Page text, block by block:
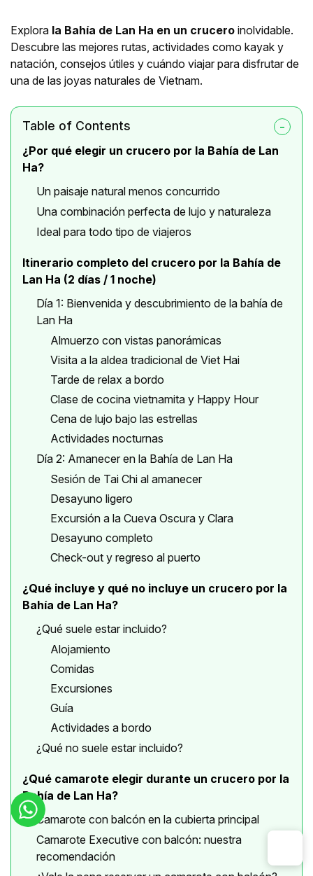
Explora la Bahía de Lan Ha en un crucero inolvidable.
Descubre las mejores rutas, actividades como kayak y
natación, consejos útiles y cuándo viajar para disfrutar de
una de las joyas naturales de Vietnam.
Table of Contents
¿Por qué elegir un crucero por la Bahía de Lan
Ha?
Un paisaje natural menos concurrido
Una combinación perfecta de lujo y naturaleza
Ideal para todo tipo de viajeros
Itinerario completo del crucero por la Bahía de
Lan Ha (2 días / 1 noche)
Día 1: Bienvenida y descubrimiento de la bahía de
Lan Ha
Almuerzo con vistas panorámicas
Visita a la aldea tradicional de Viet Hai
Tarde de relax a bordo
Clase de cocina vietnamita y Happy Hour
Cena de lujo bajo las estrellas
Actividades nocturnas
Día 2: Amanecer en la Bahía de Lan Ha
Sesión de Tai Chi al amanecer
Desayuno ligero
Excursión a la Cueva Oscura y Clara
Desayuno completo
Check-out y regreso al puerto
¿Qué incluye y qué no incluye un crucero por la
Bahía de Lan Ha?
¿Qué suele estar incluido?
Alojamiento
Comidas
Excursiones
Guía
Actividades a bordo
¿Qué no suele estar incluido?
¿Qué camarote elegir durante un crucero por la
Bahía de Lan Ha?
Camarote con balcón en la cubierta principal
Camarote Executive con balcón: nuestra
recomendación